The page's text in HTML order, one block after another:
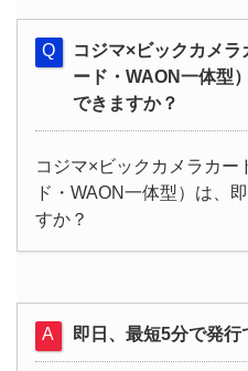
コジマ×ビックカメ
ード・WAON一体型
できますか？
コジマ×ビックカメラカー
ド・WAON一体型）は、
すか？
即日、最短5分で発行